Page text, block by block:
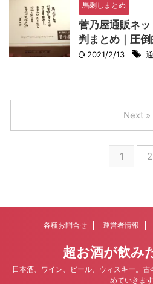
馬刺しまとめ
菅乃屋通販ネ
判まとめ｜圧倒
2021/2/13
1 2
Next »
各種お問合せ 運営者情報
超お酒が飲み
日本酒、ワイン、ビール、ウィスキー。
めていきます